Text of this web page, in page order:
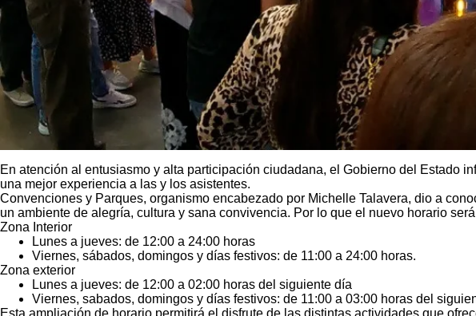
En atención al entusiasmo y alta participación ciudadana, el Gobierno del Estado
una mejor experiencia a las y los asistentes.
Convenciones y Parques, organismo encabezado por Michelle Talavera, dio a
un ambiente de alegría, cultura y sana convivencia. Por lo que el nuevo horario
Zona Interior
Lunes a jueves: de 12:00 a 24:00 horas
Viernes, sábados, domingos y días festivos: de 11:00 a 24:00 horas.
Zona exterior
Lunes a jueves: de 12:00 a 02:00 horas del siguiente día
Viernes, sabados, domingos y días festivos: de 11:00 a 03:00 horas del
Esta ampliación de horario permitirá el disfrute de las distintas actividades que